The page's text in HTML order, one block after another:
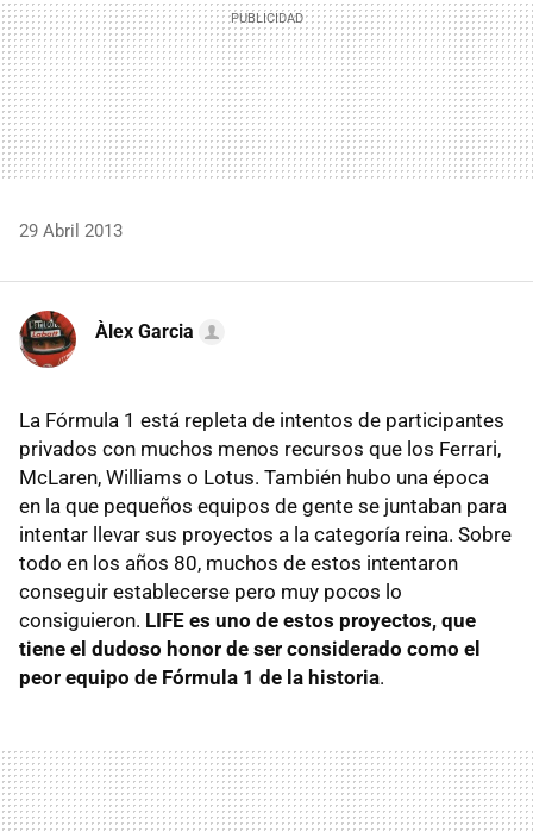
29 Abril 2013
Àlex Garcia
La Fórmula 1 está repleta de intentos de participantes
privados con muchos menos recursos que los Ferrari,
McLaren, Williams o Lotus. También hubo una época
en la que pequeños equipos de gente se juntaban para
intentar llevar sus proyectos a la categoría reina. Sobre
todo en los años 80, muchos de estos intentaron
conseguir establecerse pero muy pocos lo
consiguieron. LIFE es uno de estos proyectos, que
tiene el dudoso honor de ser considerado como el
peor equipo de Fórmula 1 de la historia.